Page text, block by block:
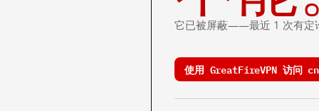
它已被屏蔽——最近 1 次有定
使用 GreatFireVPN 访问